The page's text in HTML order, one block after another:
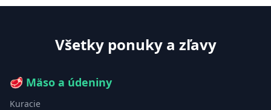
Všetky ponuky a zľavy
🥩 Mäso a údeniny
Kuracie